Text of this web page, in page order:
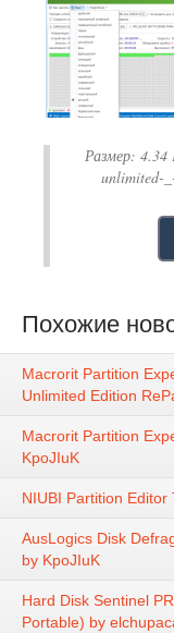
Размер: 4.34
unlimited-
Похожие
Macrorit Partition
Unlimited Edition
Macrorit Partition
KpoJIuK
NIUBI Partition
AusLogics Disk
by KpoJIuK
Hard Disk Sentinel
Portable) by